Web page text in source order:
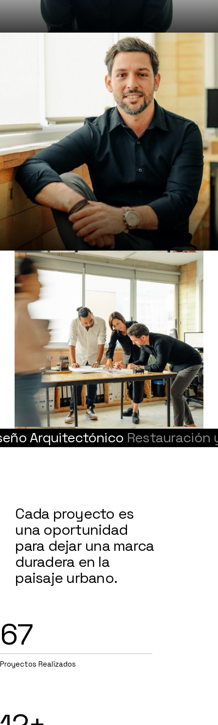
ArquitectónicoRestauración y
Cada proyecto es
una oportunidad
para dejar una marca
duradera en la
paisaje urbano.
67
Proyectos Realizados